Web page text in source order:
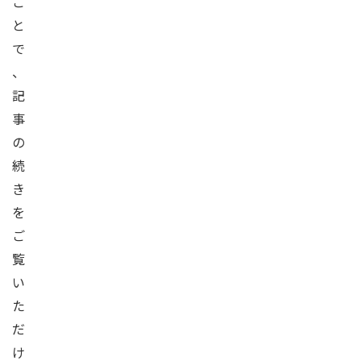
と
で
、
記
事
の
続
き
を
ご
覧
い
た
だ
け